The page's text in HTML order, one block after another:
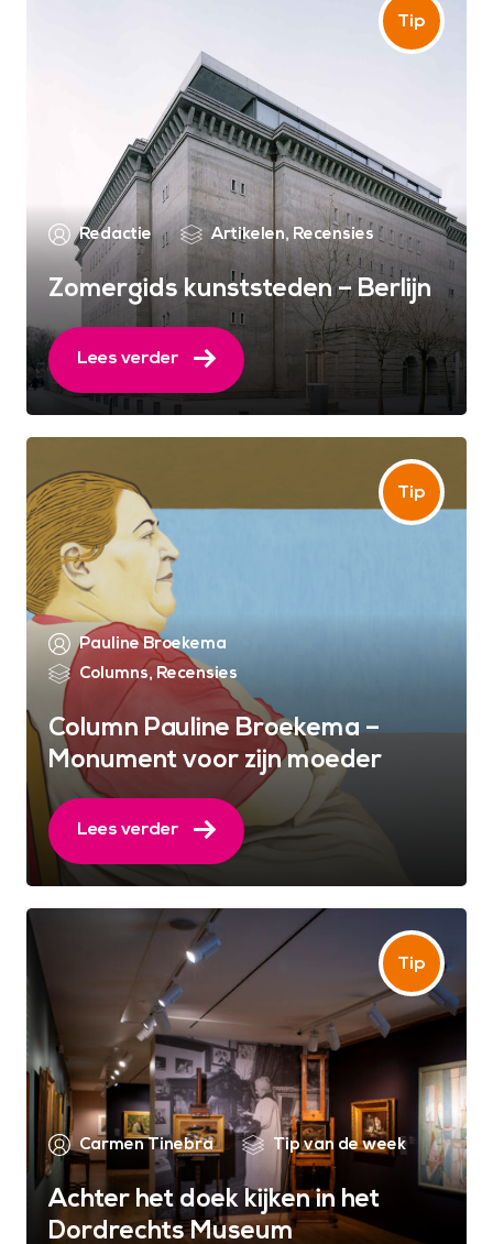
Redactie Artikelen, Recensies
Zomergids kunststeden – Berlijn
Lees verder
Pauline Broekema
Columns, Recensies
Column Pauline Broekema –
Monument voor zijn moeder
Lees verder
Carmen Tinebra Tip van de week
Achter het doek kijken in het
Dordrechts Museum